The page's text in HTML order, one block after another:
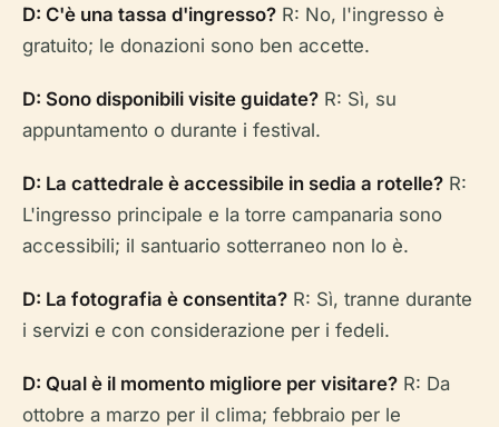
D: C'è una tassa d'ingresso? R: No, l'ingresso è
gratuito; le donazioni sono ben accette.
D: Sono disponibili visite guidate? R: Sì, su
appuntamento o durante i festival.
D: La cattedrale è accessibile in sedia a rotelle? R:
L'ingresso principale e la torre campanaria sono
accessibili; il santuario sotterraneo non lo è.
D: La fotografia è consentita? R: Sì, tranne durante
i servizi e con considerazione per i fedeli.
D: Qual è il momento migliore per visitare? R: Da
ottobre a marzo per il clima; febbraio per le